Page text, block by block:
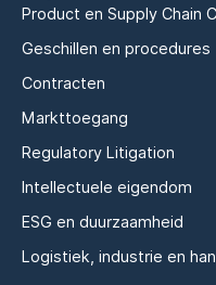
Product en Supply Chain
Geschillen en procedures
Contracten
Markttoegang
Regulatory Litigation
Intellectuele eigendom
ESG en duurzaamheid
Logistiek, industrie en